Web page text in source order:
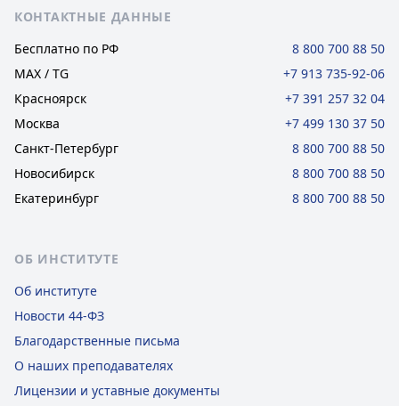
КОНТАКТНЫЕ ДАННЫЕ
Бесплатно по РФ
8 800 700 88 50
MAX / TG
+7 913 735-92-06
Красноярск
+7 391 257 32 04
Москва
+7 499 130 37 50
Санкт-Петербург
8 800 700 88 50
Новосибирск
8 800 700 88 50
Екатеринбург
8 800 700 88 50
ОБ ИНСТИТУТЕ
Об институте
Новости 44-ФЗ
Благодарственные письма
О наших преподавателях
Лицензии и уставные документы